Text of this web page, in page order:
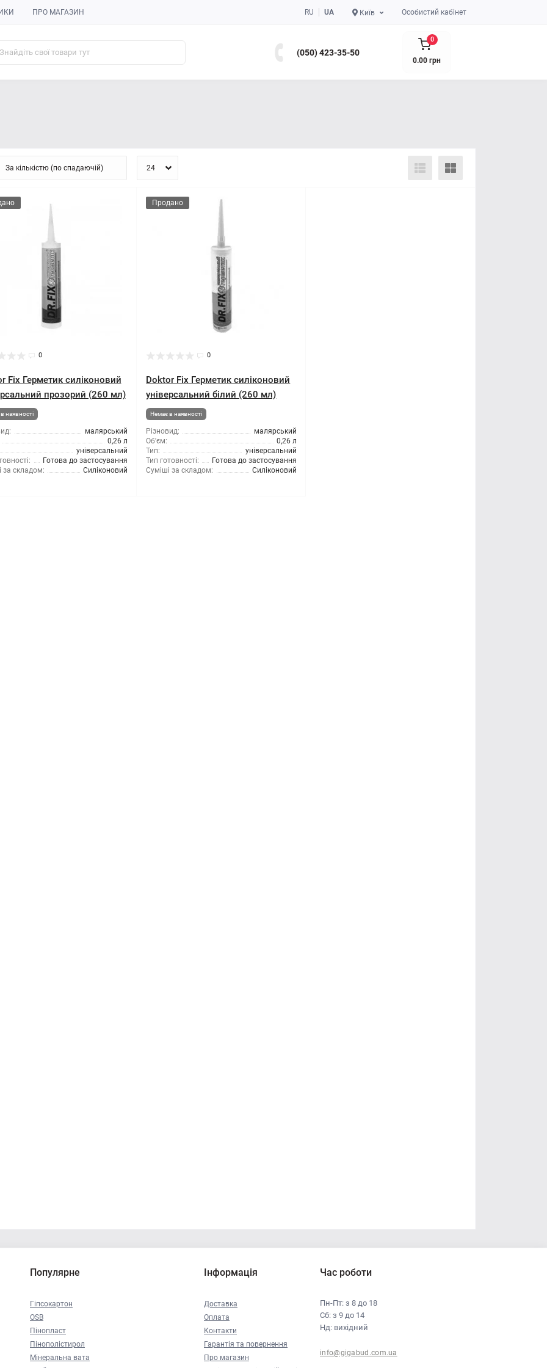
ПРО МАГАЗИН RU UA Київ Особистий кабінет
(050) 423-35-50
0
0.00 грн
0
Fix Герметик силіконовий
прозорий (260 мл)
наявності
малярський
0,26 л
універсальний
Готова до застосування
за складом:
Силіконовий
Продано
0
Doktor Fix Герметик силіконовий
універсальний білий (260 мл)
Немає в наявності
Різновид:
малярський
Об'єм:
0,26 л
Тип:
універсальний
Тип готовності:
Готова до застосування
Суміші за складом:
Силіконовий
Популярне
Гіпсокартон
OSB
Пінопласт
Пінополістирол
Мінеральна вата
Інформація
Доставка
Оплата
Контакти
Гарантія та повернення
Про магазин
Час роботи
Пн-Пт: з 8 до 18
Сб: з 9 до 14
Нд: вихідний
info@gigabud.com.ua